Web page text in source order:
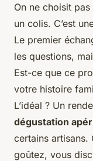
On ne choisit
un colis. C’est
Le premier
les questions,
Est-ce que ce
votre histoire
L’idéal ? Un
dégustation
certains artisans.
goûtez, vous